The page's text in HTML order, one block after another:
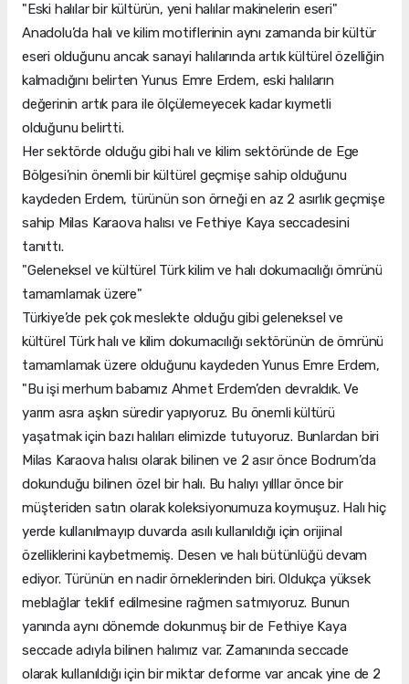
"Eski halılar bir kültürün, yeni halılar makinelerin eseri"
Anadolu’da halı ve kilim motiflerinin aynı zamanda bir kültür
eseri olduğunu ancak sanayi halılarında artık kültürel özelliğin
kalmadığını belirten Yunus Emre Erdem, eski halıların
değerinin artık para ile ölçülemeyecek kadar kıymetli
olduğunu belirtti.
Her sektörde olduğu gibi halı ve kilim sektöründe de Ege
Bölgesi’nin önemli bir kültürel geçmişe sahip olduğunu
kaydeden Erdem, türünün son örneği en az 2 asırlık geçmişe
sahip Milas Karaova halısı ve Fethiye Kaya seccadesini
tanıttı.
"Geleneksel ve kültürel Türk kilim ve halı dokumacılığı ömrünü
tamamlamak üzere"
Türkiye’de pek çok meslekte olduğu gibi geleneksel ve
kültürel Türk halı ve kilim dokumacılığı sektörünün de ömrünü
tamamlamak üzere olduğunu kaydeden Yunus Emre Erdem,
"Bu işi merhum babamız Ahmet Erdem’den devraldık. Ve
yarım asra aşkın süredir yapıyoruz. Bu önemli kültürü
yaşatmak için bazı halıları elimizde tutuyoruz. Bunlardan biri
Milas Karaova halısı olarak bilinen ve 2 asır önce Bodrum’da
dokunduğu bilinen özel bir halı. Bu halıyı yılllar önce bir
müşteriden satın olarak koleksiyonumuza koymuşuz. Halı hiç
yerde kullanılmayıp duvarda asılı kullanıldığı için orijinal
özelliklerini kaybetmemiş. Desen ve halı bütünlüğü devam
ediyor. Türünün en nadir örneklerinden biri. Oldukça yüksek
meblağlar teklif edilmesine rağmen satmıyoruz. Bunun
yanında aynı dönemde dokunmuş bir de Fethiye Kaya
seccade adıyla bilinen halımız var. Zamanında seccade
olarak kullanıldığı için bir miktar deforme var ancak yine de 2